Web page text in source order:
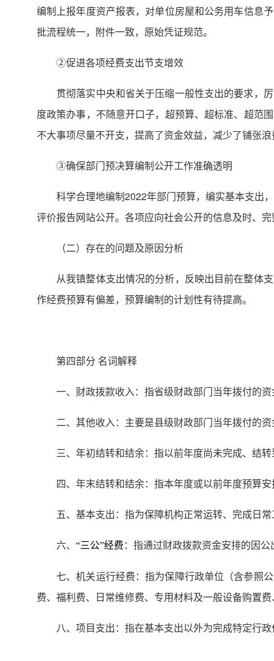
编制上报年度资产报表，对单位房屋和公务用车信息
批流程统一，附件一致，原始凭证规范。
②促进各项经费支出节支增效
贯彻落实中央和省关于压缩一般性支出的要求，
度政策办事，不随意开口子，超预算、超标准、超范
不大事项尽量不开支，提高了资金效益，减少了铺张
③确保部门预决算编制公开工作准确透明
科学合理地编制2022年部门预算，编实基本支出
评价报告网站公开。各项应向社会公开的信息及时、
（二）存在的问题及原因分析
从我镇整体支出情况的分析，反映出目前在整体
作经费预算有偏差，预算编制的计划性有待提高。
第四部分 名词解释
一、财政拨款收入：指省级财政部门当年拨付的
二、其他收入：主要是县级财政部门当年拨付的
三、年初结转和结余：指以前年度尚未完成、结
四、年末结转和结余：指本年度或以前年度预算
五、基本支出：指为保障机构正常运转、完成日
六、 “三公”经费 ：指通过财政拨款资金安排的因
七、机关运行经费：指为保障行政单位（含参照
费、福利费、日常维修费、专用材料及一般设备购置
八、项目支出：指在基本支出以外为完成特定行